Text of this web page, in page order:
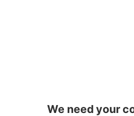
We need your